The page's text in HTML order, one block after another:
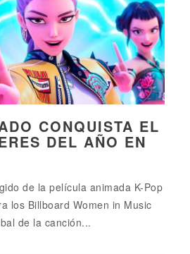
CONQUISTA EL
DEL AÑO EN
de la película animada K-Pop
los Billboard Women in Music
de la canción...